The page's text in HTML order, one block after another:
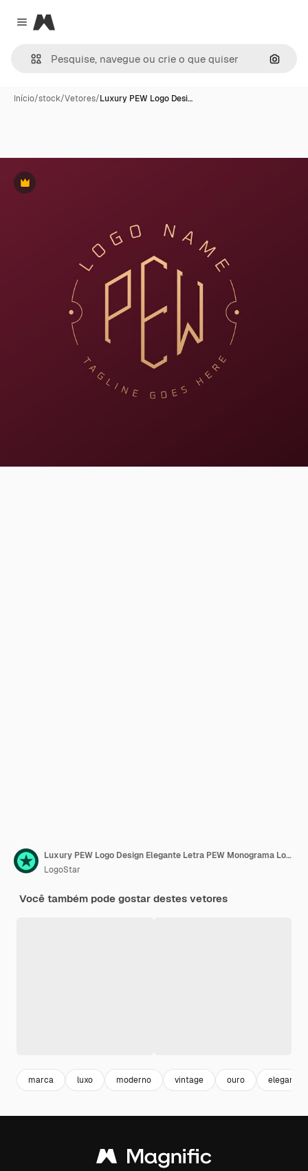
Close menu
Magnific
Início/stock/Vetores/Luxury PEW Logo Desi…
Premium
Luxury PEW Logo Design Elegante Letra PEW Monograma Logo Minimalista Polígono PEW Modelo de Design de Logotipo
LogoStar
Você também pode gostar destes vetores
marca luxo moderno vintage ouro elegante